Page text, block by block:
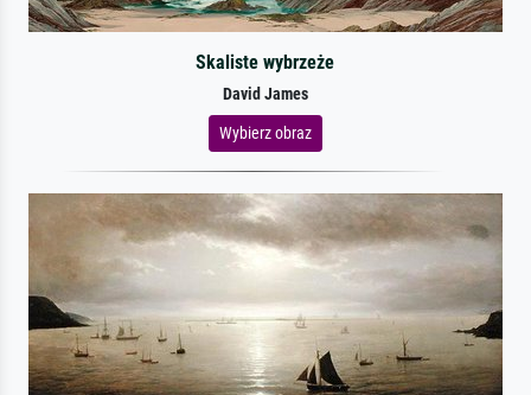
Skaliste wybrzeże
David James
Wybierz obraz